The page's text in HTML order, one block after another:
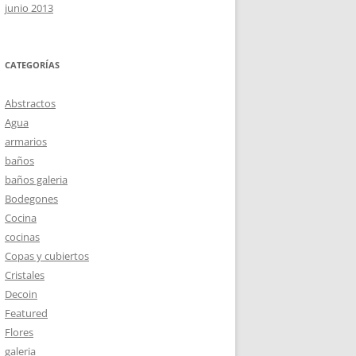
junio 2013
CATEGORÍAS
Abstractos
Agua
armarios
baños
baños galeria
Bodegones
Cocina
cocinas
Copas y cubiertos
Cristales
Decoin
Featured
Flores
galeria